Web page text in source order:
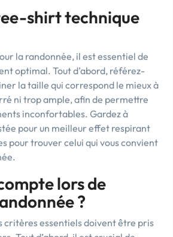
shirt technique
la randonnée, il est essentiel de
optimal. Tout d’abord, référez-
la taille qui correspond le mieux à
ni trop ample, afin de permettre
inconfortables. Gardez à
pour un meilleur effet respirant
pour trouver celui qui vous convient
lors de
?
critères essentiels doivent être pris